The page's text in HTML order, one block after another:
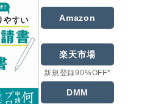
Amazon
楽天市場
新規登録90%OFF*
DMM